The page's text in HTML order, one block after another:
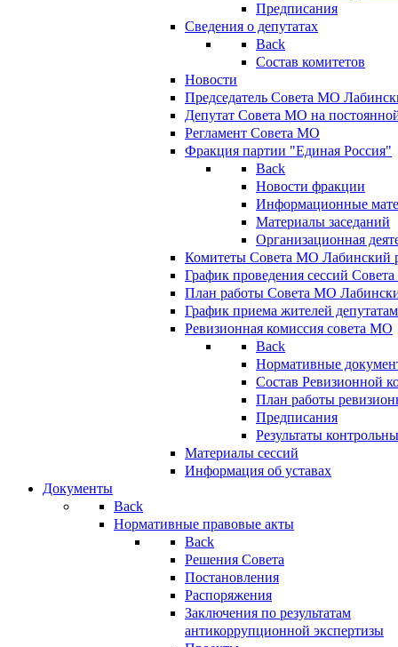
Предписания
Сведения о депутатах
Back
Состав комитетов
Новости
Председатель Совета МО
Депутат Совета МО на
Регламент Совета МО
Фракция партии "Единая Россия"
Back
Новости фракции
Информационные
Материалы заседаний
Организационная
Комитеты Совета МО Лабинский
График проведения сессий
План работы Совета МО
График приема жителей
Ревизионная комиссия совета МО
Back
Нормативные
Состав Ревизионной
План работы
Предписания
Результаты
Материалы сессий
Информация об уставах
Документы
Back
Нормативные правовые акты
Back
Решения Совета
Постановления
Распоряжения
Заключения по результатам
антикоррупционной экспертизы